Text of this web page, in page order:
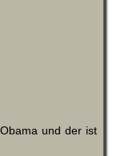
und der ist